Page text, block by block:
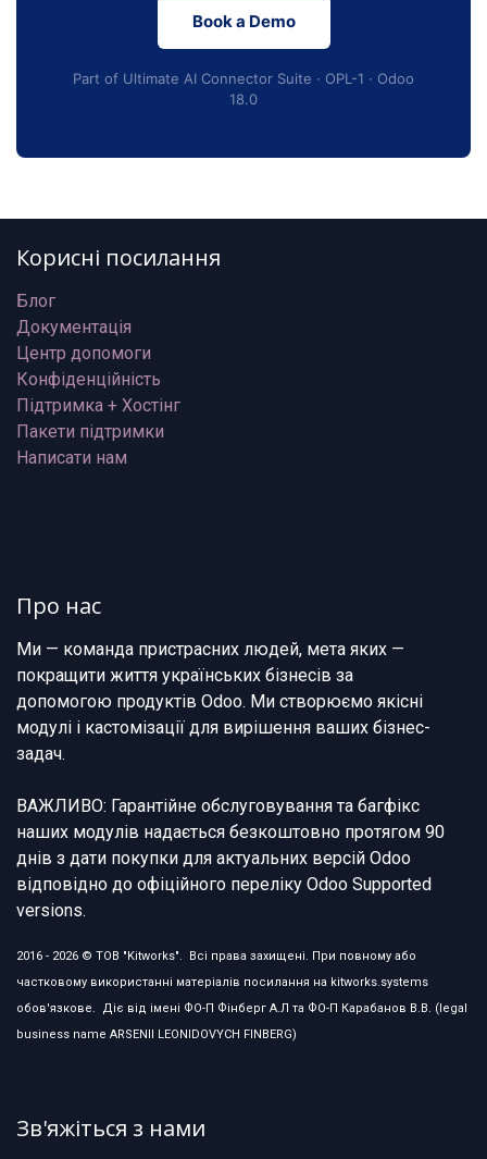
Book a Demo
Part of Ultimate AI Connector Suite · OPL-1 · Odoo
18.0
Корисні посилання
Блог
Документація
Центр допомоги
Конфіденційність
Підтримка + Хостінг
Пакети підтримки
Написати нам
Про нас
Ми — команда пристрасних людей, мета яких —
покращити життя українських бізнесів за
допомогою продуктів Odoo. Ми створюємо якісні
модулі і кастомізації для вирішення ваших бізнес-
задач.
ВАЖЛИВО: Гарантійне обслуговування та багфікс
наших модулів надається безкоштовно протягом 90
днів з дати покупки для актуальних версій Odoo
відповідно до офіційного переліку Odoo Supported
versions.
2016 - 2026 © ТОВ "Kitworks". Всі права захищені. При повному або
частковому використанні матеріалів посилання на kitworks.systems
обов'язкове. Діє від імені ФО-П Фінберг А.Л та ФО-П Карабанов В.В. (legal
business name ARSENII LEONIDOVYCH FINBERG)
Зв'яжіться з нами